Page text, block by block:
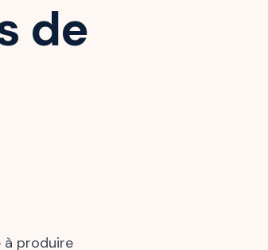
de
à produire